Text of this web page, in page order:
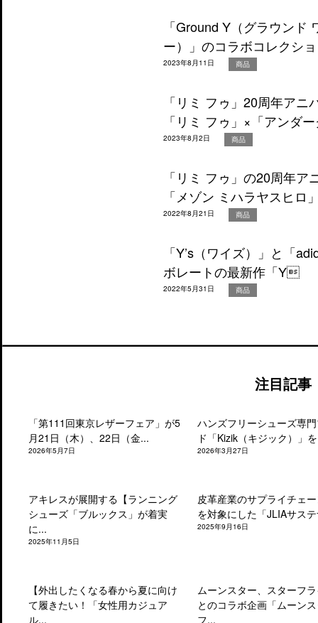
「Ground Y（グラウンド
ー）」のコラボコレクシ
2023年8月11日 商品
「リミ フゥ」20周年ア
「リミ フゥ」×「アンダ
2023年8月2日 商品
「リミ フゥ」の20周年
「メゾン ミハラヤスヒロ
2022年8月21日 商品
「Y’s（ワイズ）」と「
ボレートの最新作「Y
2022年5月31日 商品
注目記事
「第111回東京レザーフェア」が5
月21日（木）、22日（金...
2026年5月7日
ハンズフリーシューズ専
ド「Kizik（キジック）」
2026年3月27日
アキレスが展開する【ランニング
シューズ「ブルックス」が着実
に...
2025年11月5日
皮革産業のサプライチェ
を対象にした「JLIAサス
2025年9月16日
【外出したくなる春から夏に向け
て履きたい！「女性用カジュア
ル...
ムーンスター、スターフ
とのコラボ企画「ムーン
フ...